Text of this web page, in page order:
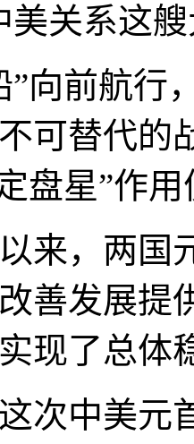
美关系这
前航行，
可替代的
盘星”作
，两国元
善发展提
现了总体
中美元首